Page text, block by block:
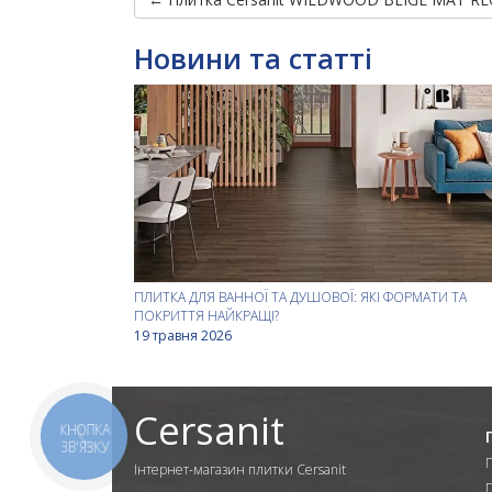
Новини та статті
ПЛИТКА ДЛЯ ВАННОЇ ТА ДУШОВОЇ: ЯКІ ФОРМАТИ ТА
ПОКРИТТЯ НАЙКРАЩІ?
19 травня 2026
Cersanit
Інтернет-магазин плитки Cersanit
КНОПКА
ЗВ'ЯЗКУ